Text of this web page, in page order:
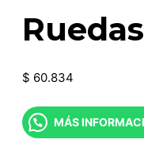
$ 60.834
MÁS